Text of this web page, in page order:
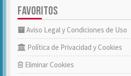
FAVORITOS
Aviso Legal y Condiciones de Uso
Política de Privacidad y Cookies
Eliminar Cookies